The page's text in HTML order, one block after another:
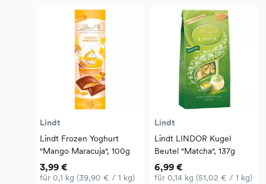
Lindt
Lindt Frozen Yoghurt
"Mango Maracuja", 100g
3,99 €
für 0,1 kg (39,90 € / 1 kg)
Lindt
Lindt LINDOR Kugel
Beutel "Matcha", 137g
6,99 €
für 0,14 kg (51,02 € / 1 kg)